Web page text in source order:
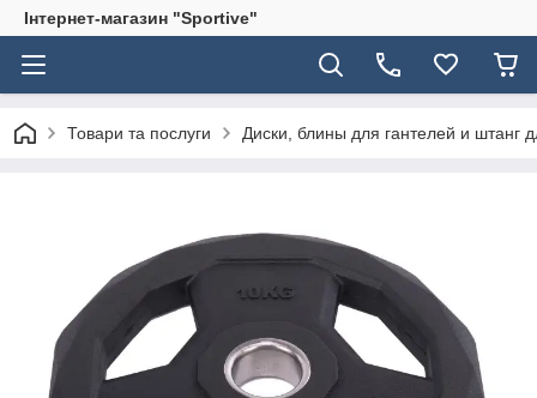
Інтернет-магазин "Sportive"
Товари та послуги Диски, блины для гантелей и штанг